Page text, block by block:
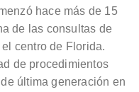
hace más de 15
de las consultas de
centro de Florida.
de procedimientos
última generación en